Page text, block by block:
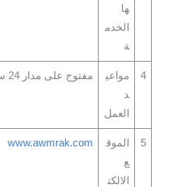
ها
الخدم
ة
4
مواعي
د
العمل
مفتوح على مدار 24 ساعة
5
الموق
ع
الالكت
www.awmrak.com